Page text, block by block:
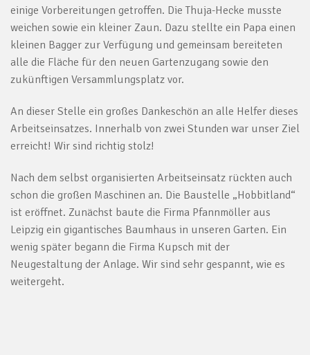
einige Vorbereitungen getroffen. Die Thuja-Hecke musste
weichen sowie ein kleiner Zaun. Dazu stellte ein Papa einen
kleinen Bagger zur Verfügung und gemeinsam bereiteten
alle die Fläche für den neuen Gartenzugang sowie den
zukünftigen Versammlungsplatz vor.
An dieser Stelle ein großes Dankeschön an alle Helfer dieses
Arbeitseinsatzes. Innerhalb von zwei Stunden war unser Ziel
erreicht! Wir sind richtig stolz!
Nach dem selbst organisierten Arbeitseinsatz rückten auch
schon die großen Maschinen an. Die Baustelle „Hobbitland“
ist eröffnet. Zunächst baute die Firma Pfannmöller aus
Leipzig ein gigantisches Baumhaus in unseren Garten. Ein
wenig später begann die Firma Kupsch mit der
Neugestaltung der Anlage. Wir sind sehr gespannt, wie es
weitergeht.